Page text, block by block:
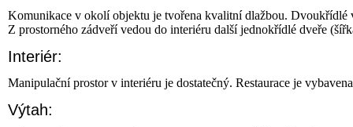
Komunikace v okolí objektu je tvořena kvalitní dlažbou. Dvoukřídlé
Z prostorného zádveří vedou do interiéru další jednokřídlé dveře
Interiér:
Manipulační prostor v interiéru je dostatečný. Restaurace je
Výtah: